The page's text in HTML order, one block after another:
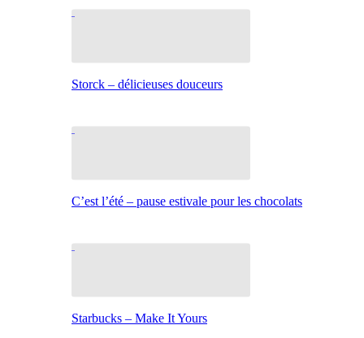
Storck – délicieuses douceurs
C’est l’été – pause estivale pour les chocolats
Starbucks – Make It Yours